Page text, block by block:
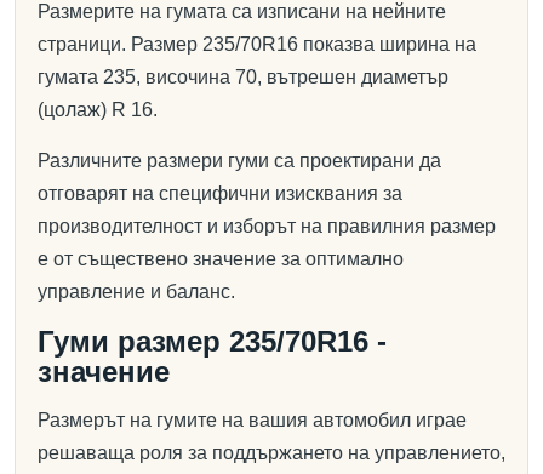
Размерите на гумата са изписани на нейните
страници. Размер 235/70R16 показва ширина на
гумата 235, височина 70, вътрешен диаметър
(цолаж) R 16.
Различните размери гуми са проектирани да
отговарят на специфични изисквания за
производителност и изборът на правилния размер
е от съществено значение за оптимално
управление и баланс.
Гуми размер 235/70R16 -
значение
Размерът на гумите на вашия автомобил играе
решаваща роля за поддържането на управлението,